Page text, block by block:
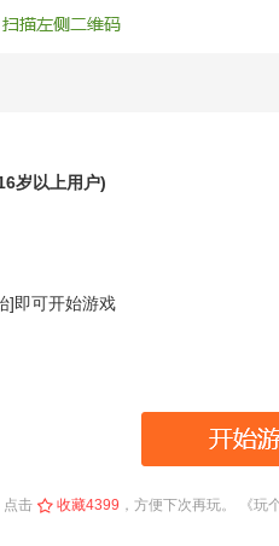
岁以上用户)
]即可开始游戏
点击 收藏4399 ，方便下次再玩。 《玩